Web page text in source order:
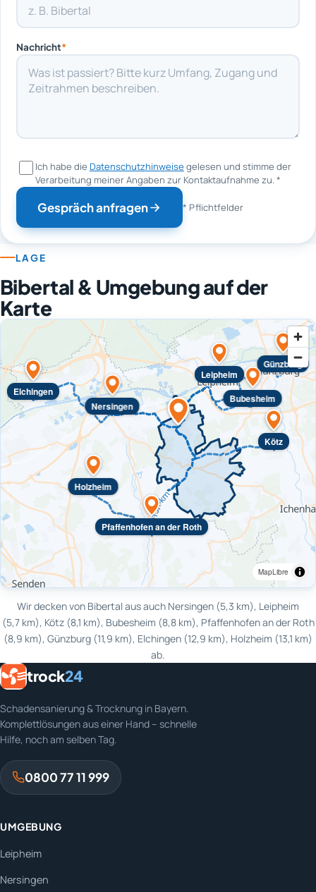
Nachricht*
Ich habe die Datenschutzhinweise gelesen und stimme der
Verarbeitung meiner Angaben zur Kontaktaufnahme zu.*
Gespräch anfragen * Pflichtfelder
LAGE
Bibertal & Umgebung auf der
Karte
Leipheim
Nersingen
Bubesheim
Kötz
Holzheim
Pfaffenhofen an der Roth
Günzburg
Elchingen
MapLibre
Wir decken von Bibertal aus auch Nersingen (5,3 km), Leipheim
(5,7 km), Kötz (8,1 km), Bubesheim (8,8 km), Pfaffenhofen an der Roth
(8,9 km), Günzburg (11,9 km), Elchingen (12,9 km), Holzheim (13,1 km)
ab.
trock24
Schadensanierung & Trocknung in Bayern.
Komplettlösungen aus einer Hand – schnelle
Hilfe, noch am selben Tag.
0800 77 11 999
UMGEBUNG
Leipheim
Nersingen